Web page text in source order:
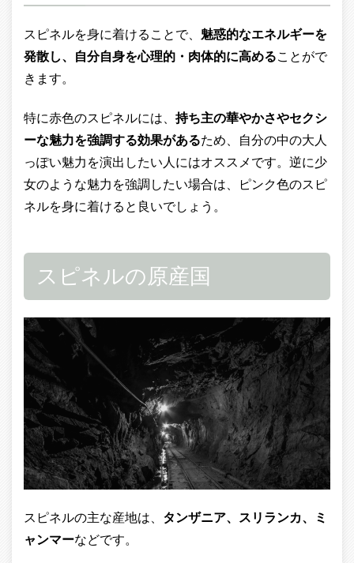
スピネルを身に着けることで、 魅惑的なエネルギーを
発散し、自分自身を心理的・肉体的に高めることがで
きます。
特に赤色のスピネルには、 持ち主の華やかさやセクシ
ーな魅力を強調する効果があるため、自分の中の大人
っぽい魅力を演出したい人にはオススメです。逆に少
女のような魅力を強調したい場合は、ピンク色のスピ
ネルを身に着けると良いでしょう。
スピネルの原産国
スピネルの主な産地は、 タンザニア、スリランカ、ミ
ャンマーなどです。